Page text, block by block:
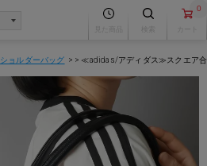
0
ショルダーバッグ ≪adidas/アディダス≫スクエア合